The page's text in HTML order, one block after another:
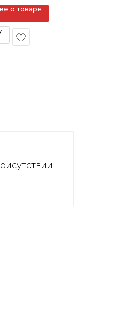
о товаре